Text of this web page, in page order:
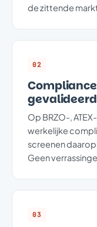
de zittende
02
gevalideerd
Op BRZO-,
werkelijke
screenen daarop
Geen
03